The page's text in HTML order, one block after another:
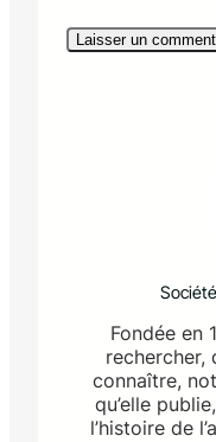
Fondée en
rechercher,
connaître,
qu’elle
l’histoire de